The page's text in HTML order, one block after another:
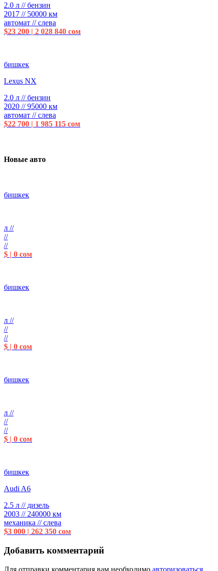
2.0 л // бензин
2017 // 50000 км
автомат // слева
$23 200 | 2 028 840 сом
бишкек
Lexus NX
2.0 л // бензин
2020 // 95000 км
автомат // слева
$22 700 | 1 985 115 сом
Новые авто
бишкек
л //
//
//
$ | 0 сом
бишкек
л //
//
//
$ | 0 сом
бишкек
л //
//
//
$ | 0 сом
бишкек
Audi A6
2.5 л // дизель
2003 // 240000 км
механика // слева
$3 000 | 262 350 сом
Добавить комментарий
Для отправки комментария вам необходимо авторизоваться